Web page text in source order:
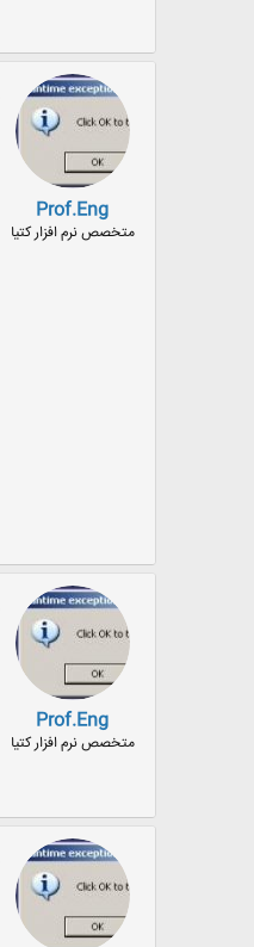
Prof.Eng
متخصص نرم افزار کتیا
Prof.Eng
متخصص نرم افزار کتیا